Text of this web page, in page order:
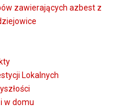
zawierających azbest z
Lokalnych
w domu